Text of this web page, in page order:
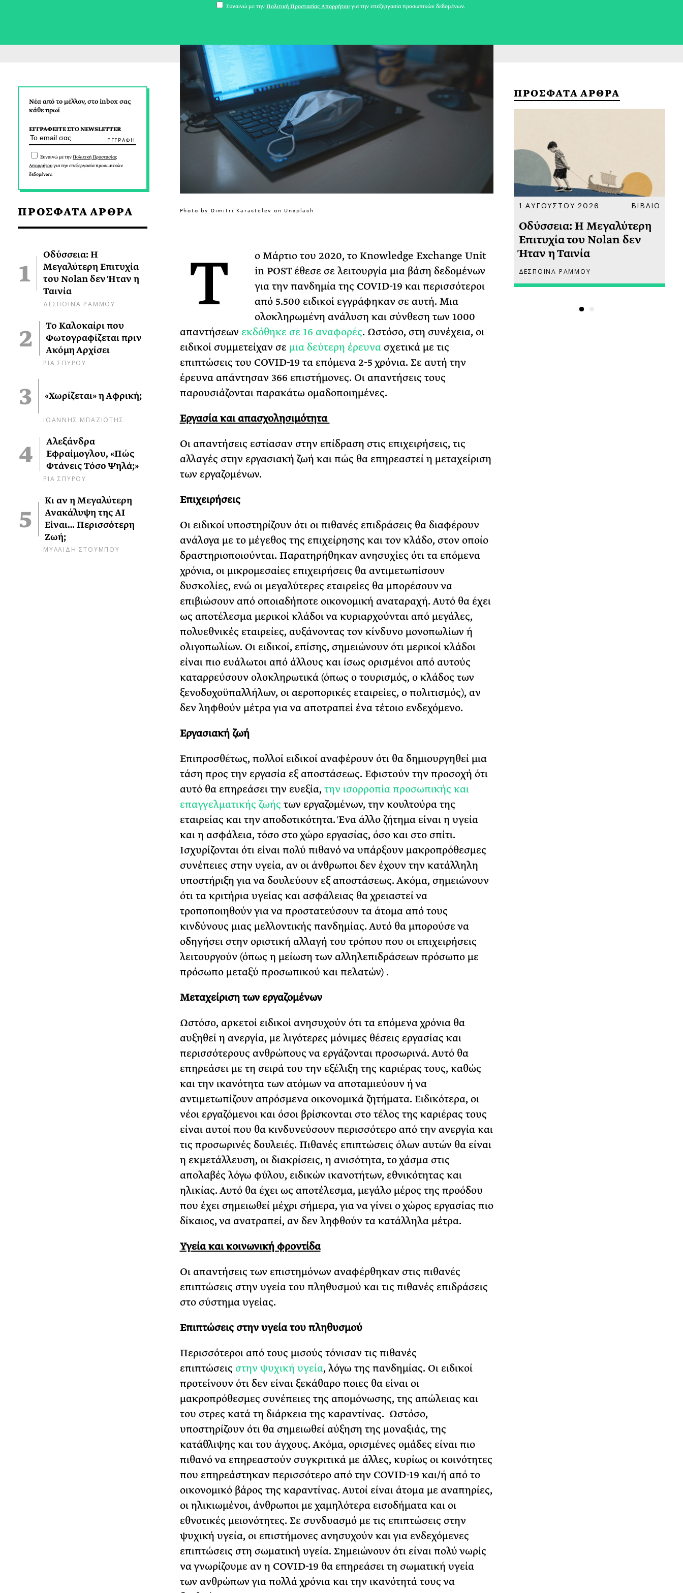
Νέα από το μέλλον, στο inbox σας
κάθε πρωί
ΕΓΓΡΑΦΕΙΤΕ ΣΤΟ NEWSLETTER
Συναινώ με τηνΠολιτική Προστασίας
Απορρήτουγια την επεξεργασία προσωπικών
δεδομένων.
ΠΡΟΣΦΑΤΑ ΑΡΘΡΑ
Οδύσσεια: Η
Μεγαλύτερη Επιτυχία
του Nolan δεν Ήταν η
Ταινία
ΔΕΣΠΟΙΝΑ ΡΑΜΜΟΥ
Το Καλοκαίρι που
Φωτογραφίζεται πριν
Ακόμη Αρχίσει
ΡΙΑ ΣΠΥΡΟΥ
«Χωρίζεται» η Αφρική;
ΙΩΑΝΝΗΣ ΜΠΑΖΙΩΤΗΣ
Αλεξάνδρα
Εφραίμογλου, «Πώς
Φτάνεις Τόσο Ψηλά;»
ΡΙΑ ΣΠΥΡΟΥ
Κι αν η Μεγαλύτερη
Ανακάλυψη της AI
Είναι… Περισσότερη
Ζωή;
ΜΥΛΑΙΔΗ ΣΤΟΥΜΠΟΥ
Photo by Dimitri Karastelev on Unsplash
Τ
ο Μάρτιο του 2020, το Knowledge Exchange Unit
in POST έθεσε σε λειτουργία μια βάση δεδομένων
για την πανδημία της COVID-19 και περισσότεροι
από 5.500 ειδικοί εγγράφηκαν σε αυτή. Μια
ολοκληρωμένη ανάλυση και σύνθεση των 1000
απαντήσεων εκδόθηκε σε 16 αναφορές. Ωστόσο, στη συνέχεια, οι
ειδικοί συμμετείχαν σε μια δεύτερη έρευνασχετικά με τις
επιπτώσεις του COVID-19 τα επόμενα 2-5 χρόνια. Σε αυτή την
έρευνα απάντησαν 366 επιστήμονες. Οι απαντήσεις τους
παρουσιάζονται παρακάτω ομαδοποιημένες.
Εργασία και απασχολησιμότητα
Οι απαντήσεις εστίασαν στην επίδραση στις επιχειρήσεις, τις
αλλαγές στην εργασιακή ζωή και πώς θα επηρεαστεί η μεταχείριση
των εργαζομένων.
Επιχειρήσεις
Οι ειδικοί υποστηρίζουν ότι οι πιθανές επιδράσεις θα διαφέρουν
ανάλογα με το μέγεθος της επιχείρησης και τον κλάδο, στον οποίο
δραστηριοποιούνται. Παρατηρήθηκαν ανησυχίες ότι τα επόμενα
χρόνια, οι μικρομεσαίες επιχειρήσεις θα αντιμετωπίσουν
δυσκολίες, ενώ οι μεγαλύτερες εταιρείες θα μπορέσουν να
επιβιώσουν από οποιαδήποτε οικονομική αναταραχή. Αυτό θα έχει
ως αποτέλεσμα μερικοί κλάδοι να κυριαρχούνται από μεγάλες,
πολυεθνικές εταιρείες, αυξάνοντας τον κίνδυνο μονοπωλίων ή
ολιγοπωλίων. Οι ειδικοί, επίσης, σημειώνουν ότι μερικοί κλάδοι
είναι πιο ευάλωτοι από άλλους και ίσως ορισμένοι από αυτούς
καταρρεύσουν ολοκληρωτικά (όπως ο τουρισμός, ο κλάδος των
ξενοδοχοϋπαλλήλων, οι αεροπορικές εταιρείες, ο πολιτισμός), αν
δεν ληφθούν μέτρα για να αποτραπεί ένα τέτοιο ενδεχόμενο.
Εργασιακή ζωή
Επιπροσθέτως, πολλοί ειδικοί αναφέρουν ότι θα δημιουργηθεί μια
τάση προς την εργασία εξ αποστάσεως. Εφιστούν την προσοχή ότι
αυτό θα επηρεάσει την ευεξία,την ισορροπία προσωπικής και
επαγγελματικής ζωής των εργαζομένων, την κουλτούρα της
εταιρείας και την αποδοτικότητα. Ένα άλλο ζήτημα είναι η υγεία
και η ασφάλεια, τόσο στο χώρο εργασίας, όσο και στο σπίτι.
Ισχυρίζονται ότι είναι πολύ πιθανό να υπάρξουν μακροπρόθεσμες
συνέπειες στην υγεία, αν οι άνθρωποι δεν έχουν την κατάλληλη
υποστήριξη για να δουλεύουν εξ αποστάσεως. Ακόμα, σημειώνουν
ότι τα κριτήρια υγείας και ασφάλειας θα χρειαστεί να
τροποποιηθούν για να προστατεύσουν τα άτομα από τους
κινδύνους μιας μελλοντικής πανδημίας. Αυτό θα μπορούσε να
οδηγήσει στην οριστική αλλαγή του τρόπου που οι επιχειρήσεις
λειτουργούν (όπως η μείωση των αλληλεπιδράσεων πρόσωπο με
πρόσωπο μεταξύ προσωπικού και πελατών) .
Μεταχείριση των εργαζομένων
Ωστόσο, αρκετοί ειδικοί ανησυχούν ότι τα επόμενα χρόνια θα
αυξηθεί η ανεργία, με λιγότερες μόνιμες θέσεις εργασίας και
περισσότερους ανθρώπους να εργάζονται προσωρινά. Αυτό θα
επηρεάσει με τη σειρά του την εξέλιξη της καριέρας τους, καθώς
και την ικανότητα των ατόμων να αποταμιεύουν ή να
αντιμετωπίζουν απρόσμενα οικονομικά ζητήματα. Ειδικότερα, οι
νέοι εργαζόμενοι και όσοι βρίσκονται στο τέλος της καριέρας τους
είναι αυτοί που θα κινδυνεύσουν περισσότερο από την ανεργία και
τις προσωρινές δουλειές. Πιθανές επιπτώσεις όλων αυτών θα είναι
η εκμετάλλευση, οι διακρίσεις, η ανισότητα, το χάσμα στις
απολαβές λόγω φύλου, ειδικών ικανοτήτων, εθνικότητας και
ηλικίας. Αυτό θα έχει ως αποτέλεσμα, μεγάλο μέρος της προόδου
που έχει σημειωθεί μέχρι σήμερα, για να γίνει ο χώρος εργασίας πιο
δίκαιος, να ανατραπεί, αν δεν ληφθούν τα κατάλληλα μέτρα.
Υγεία και κοινωνική φροντίδα
Οι απαντήσεις των επιστημόνων αναφέρθηκαν στις πιθανές
επιπτώσεις στην υγεία του πληθυσμού και τις πιθανές επιδράσεις
στο σύστημα υγείας.
Επιπτώσεις στην υγεία του πληθυσμού
Περισσότεροι από τους μισούς τόνισαν τις πιθανές
επιπτώσεις στην ψυχική υγεία, λόγω της πανδημίας. Οι ειδικοί
προτείνουν ότι δεν είναι ξεκάθαρο ποιες θα είναι οι
μακροπρόθεσμες συνέπειες της απομόνωσης, της απώλειας και
του στρες κατά τη διάρκεια της καραντίνας. Ωστόσο,
υποστηρίζουν ότι θα σημειωθεί αύξηση της μοναξιάς, της
κατάθλιψης και του άγχους. Ακόμα, ορισμένες ομάδες είναι πιο
πιθανό να επηρεαστούν συγκριτικά με άλλες, κυρίως οι κοινότητες
που επηρεάστηκαν περισσότερο από την COVID-19 και/ή από το
οικονομικό βάρος της καραντίνας. Αυτοί είναι άτομα με αναπηρίες,
οι ηλικιωμένοι, άνθρωποι με χαμηλότερα εισοδήματα και οι
εθνοτικές μειονότητες. Σε συνδυασμό με τις επιπτώσεις στην
ψυχική υγεία, οι επιστήμονες ανησυχούν και για ενδεχόμενες
επιπτώσεις στη σωματική υγεία. Σημειώνουν ότι είναι πολύ νωρίς
να γνωρίζουμε αν η COVID-19 θα επηρεάσει τη σωματική υγεία
των ανθρώπων για πολλά χρόνια και την ικανότητά τους να
ΠΡΟΣΦΑΤΑ ΑΡΘΡΑ
Ακόμη Αρχίσει
ΡΙΑ ΣΠΥΡΟΥ
1 ΑΥΓΟΥΣΤΟΥ 2026 ΒΙΒΛΙΟ
Οδύσσεια: Η Μεγαλύτερη
Επιτυχία του Nolan δεν
Ήταν η Ταινία
ΔΕΣΠΟΙΝΑ ΡΑΜΜΟΥ
Συναινώ με την Πολιτική Προστασίας Απορρήτου για την επεξεργασία προσωπικών δεδομένων.